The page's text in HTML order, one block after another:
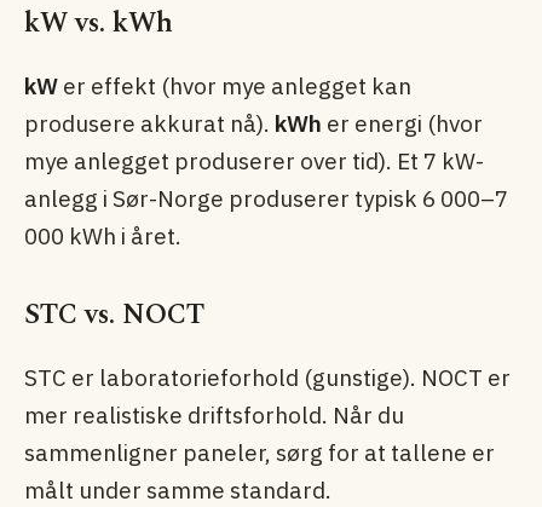
kW vs. kWh
kW er effekt (hvor mye anlegget kan
produsere akkurat nå). kWh er energi (hvor
mye anlegget produserer over tid). Et 7 kW-
anlegg i Sør-Norge produserer typisk 6 000–7
000 kWh i året.
STC vs. NOCT
STC er laboratorieforhold (gunstige). NOCT er
mer realistiske driftsforhold. Når du
sammenligner paneler, sørg for at tallene er
målt under samme standard.